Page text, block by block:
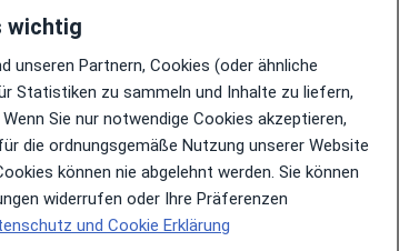
Bandscheibenvorfall Badekow
Bandscheibenvorfall Banzenhof
Bandscheibenvorfall Beblinstetten
Bandscheibenvorfall Bellers
Bandscheibenvorfall Belzhof
Bandscheibenvorfall Benratherhof
Bandscheibenvorfall Berghof
wichtig
unseren Partnern, Cookies (oder ähnliche
Statistiken zu sammeln und Inhalte zu liefern,
Sie nur notwendige Cookies akzeptieren,
die ordnungsgemäße Nutzung unserer Website
können nie abgelehnt werden. Sie können
widerrufen oder Ihre Präferenzen
und Cookie Erklärung